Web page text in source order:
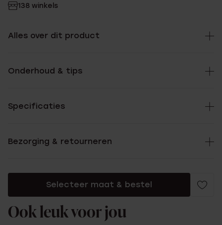
138 winkels
Alles over dit product
Onderhoud & tips
Specificaties
Bezorging & retourneren
Selecteer maat & bestel
Ook leuk voor jou